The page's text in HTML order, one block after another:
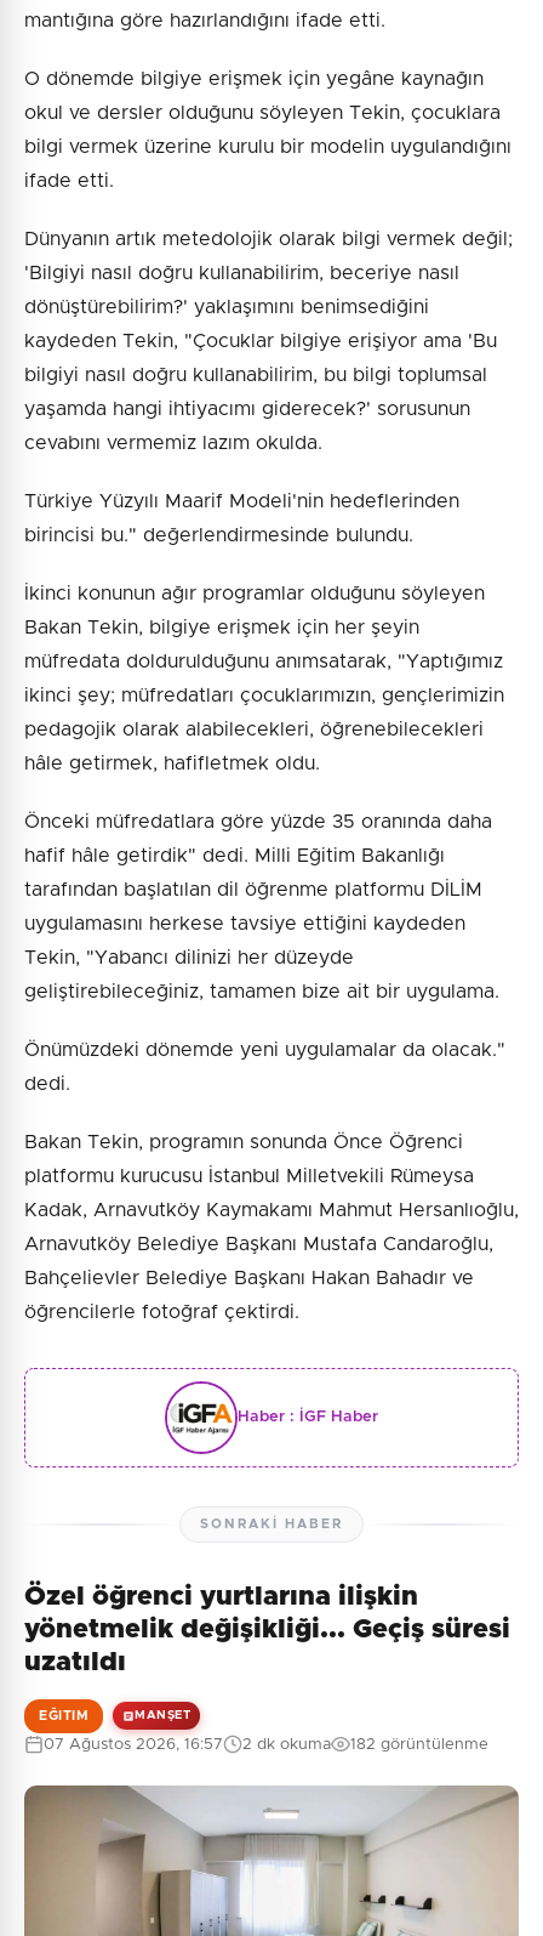
mantığına göre hazırlandığını ifade etti.
O dönemde bilgiye erişmek için yegâne kaynağın
okul ve dersler olduğunu söyleyen Tekin, çocuklara
bilgi vermek üzerine kurulu bir modelin uygulandığını
ifade etti.
Dünyanın artık metedolojik olarak bilgi vermek değil;
'Bilgiyi nasıl doğru kullanabilirim, beceriye nasıl
dönüştürebilirim?' yaklaşımını benimsediğini
kaydeden Tekin, "Çocuklar bilgiye erişiyor ama 'Bu
bilgiyi nasıl doğru kullanabilirim, bu bilgi toplumsal
yaşamda hangi ihtiyacımı giderecek?' sorusunun
cevabını vermemiz lazım okulda.
Türkiye Yüzyılı Maarif Modeli'nin hedeflerinden
birincisi bu." değerlendirmesinde bulundu.
İkinci konunun ağır programlar olduğunu söyleyen
Bakan Tekin, bilgiye erişmek için her şeyin
müfredata doldurulduğunu anımsatarak, "Yaptığımız
ikinci şey; müfredatları çocuklarımızın, gençlerimizin
pedagojik olarak alabilecekleri, öğrenebilecekleri
hâle getirmek, hafifletmek oldu.
Önceki müfredatlara göre yüzde 35 oranında daha
hafif hâle getirdik" dedi. Milli Eğitim Bakanlığı
tarafından başlatılan dil öğrenme platformu DİLİM
uygulamasını herkese tavsiye ettiğini kaydeden
Tekin, "Yabancı dilinizi her düzeyde
geliştirebileceğiniz, tamamen bize ait bir uygulama.
Önümüzdeki dönemde yeni uygulamalar da olacak."
dedi.
Bakan Tekin, programın sonunda Önce Öğrenci
platformu kurucusu İstanbul Milletvekili Rümeysa
Kadak, Arnavutköy Kaymakamı Mahmut Hersanlıoğlu,
Arnavutköy Belediye Başkanı Mustafa Candaroğlu,
Bahçelievler Belediye Başkanı Hakan Bahadır ve
öğrencilerle fotoğraf çektirdi.
Haber : İGF Haber
SONRAKI HABER
Özel öğrenci yurtlarına ilişkin
yönetmelik değişikliği... Geçiş süresi
uzatıldı
EĞITIM MANŞET
07 Ağustos 2026, 16:57 2 dk okuma 182 görüntülenme